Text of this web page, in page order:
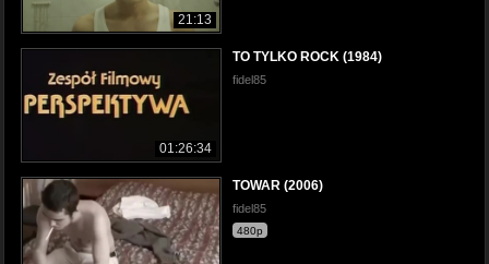
21:13
01:26:34
TO TYLKO ROCK (1984)
fidel85
TOWAR (2006)
fidel85
480p